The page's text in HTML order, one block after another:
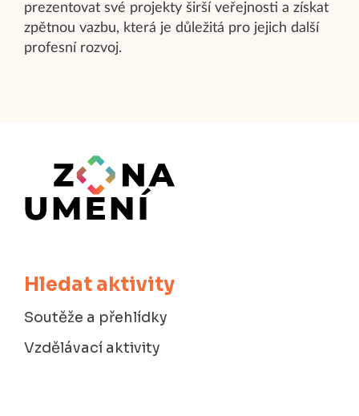
prezentovat své projekty širší veřejnosti a získat
zpětnou vazbu, která je důležitá pro jejich další
profesní rozvoj.​
Hledat aktivity
Soutěže a přehlídky
Vzdělávací aktivity